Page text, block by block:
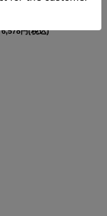
6,578円(税込)